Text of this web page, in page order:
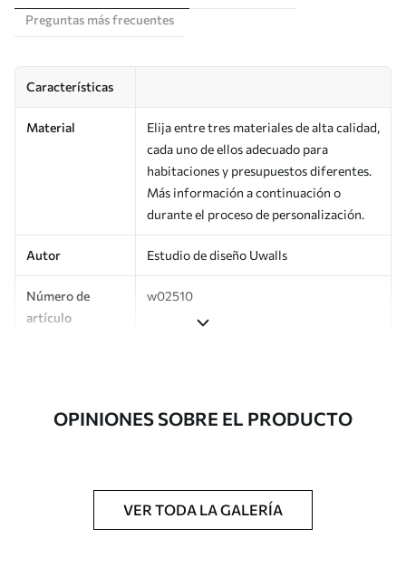
Preguntas más frecuentes
Características
Material
Elija entre tres materiales de alta calidad,
cada uno de ellos adecuado para
habitaciones y presupuestos diferentes.
Más información a continuación o
durante el proceso de personalización.
Autor Estudio de diseño Uwalls
Número de
artículo
w02510
Adicionalmente
Disponible con recubrimiento de barniz
esponja suave. Los murales de pared con
recubrimiento de barniz pueden
OPINIONES SOBRE EL PRODUCTO
VER TODA LA GALERÍA